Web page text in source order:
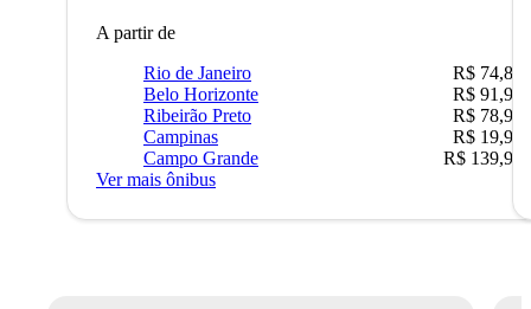
A partir de
Rio de Janeiro
R$ 74,80
Belo Horizonte
R$ 91,90
Ribeirão Preto
R$ 78,90
Campinas
R$ 19,90
Campo Grande
R$ 139,90
Ver mais ônibus